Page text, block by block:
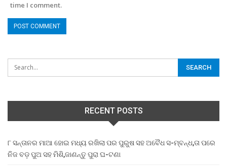
time I comment.
RECENT POSTS
୮ ସନ୍ତାନର ମାଆ ହୋଇ ମଧ୍ୟ ରଖିଲା ପର ପୁରୁଷ ସହ ଅବୈଧ ସ-ମ୍ବନ୍ଧ,ତା ପରେ
ନିଜ ବଡ଼ ପୁଅ ସହ ମିଶି,ଜାଣନ୍ତୁ ପୁରା ଘ-ଟଣା